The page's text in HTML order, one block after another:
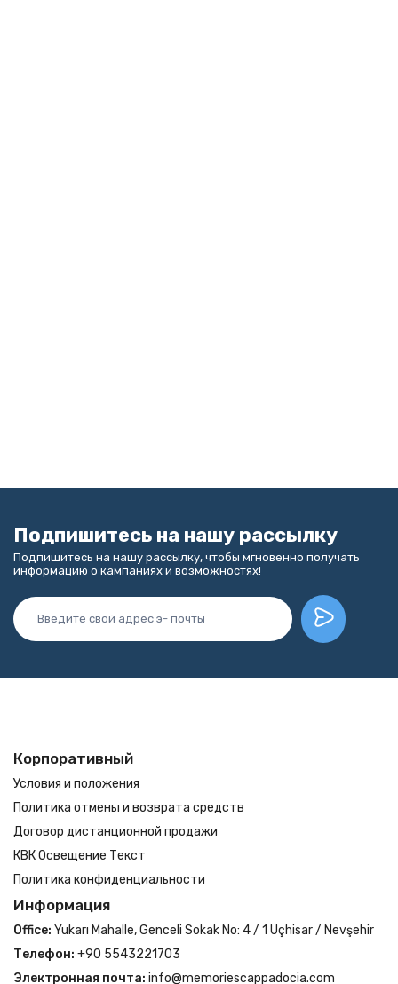
Подпишитесь на нашу рассылку
Подпишитесь на нашу рассылку, чтобы мгновенно получать
информацию о кампаниях и возможностях!
Корпоративный
Условия и положения
Политика отмены и возврата средств
Договор дистанционной продажи
КВК Освещение Текст
Политика конфиденциальности
Информация
Office: Yukarı Mahalle, Genceli Sokak No: 4 / 1 Uçhisar / Nevşehir
Телефон: +90 5543221703
Электронная почта: info@memoriescappadocia.com